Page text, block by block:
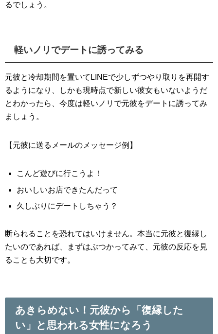
るでしょう。
軽いノリでデートに誘ってみる
元彼と冷却期間を置いてLINEで少しずつやり取りを再開す
るようになり、しかも現時点で新しい彼女もいないようだ
とわかったら、今度は軽いノリで元彼をデートに誘ってみ
ましょう。
【元彼に送るメールのメッセージ例】
こんど遊びに行こうよ！
おいしいお店できたんだって
久しぶりにデートしちゃう？
断られることを恐れてはいけません。本当に元彼と復縁し
たいのであれば、まずはぶつかってみて、元彼の反応を見
ることも大切です。
あきらめない！元彼から「復縁した
い」と思われる女性になろう